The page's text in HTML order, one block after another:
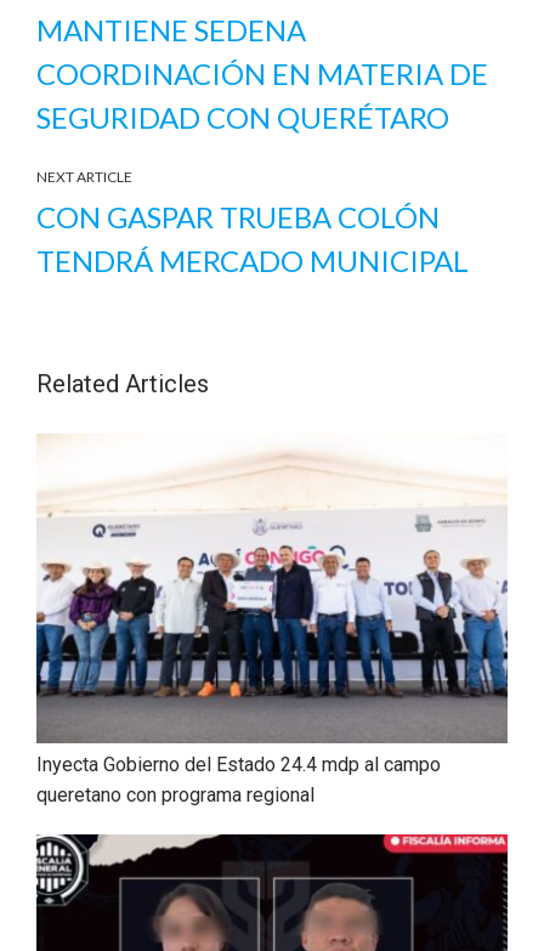
MANTIENE SEDENA
COORDINACIÓN EN MATERIA DE
SEGURIDAD CON QUERÉTARO
NEXT ARTICLE
CON GASPAR TRUEBA COLÓN
TENDRÁ MERCADO MUNICIPAL
Related Articles
Inyecta Gobierno del Estado 24.4 mdp al campo
queretano con programa regional